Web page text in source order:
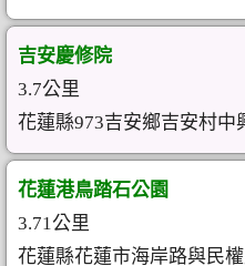
吉安慶修院
3.7公里
花蓮縣973吉安鄉吉安村中
花蓮港鳥踏石公園
3.71公里
花蓮縣花蓮市海岸路與民